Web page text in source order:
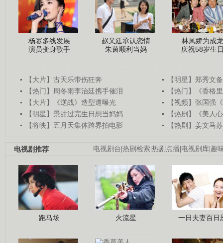
杨幂多线发展
演员变身歌手
赵又廷承认恋情
朱茵顺利当妈
林凤娇为成龙
庆祝58岁生
【大片】古天乐带伤狂奔
【明星】郑秀文
【热门】周冬雨李治廷携手催泪
【热门】《香格
【大片】《逆战》造型遭曝光
【视频】张国强
【明星】景甜过完生日想当妈妈
【热剧】《美人
【将映】五月天集体跨界拍电影
【热剧】姜文马
电视剧台 热剧检索 热剧点播 电视剧库 趣
电视剧推荐
跑马场 火流星 一日夫妻百日